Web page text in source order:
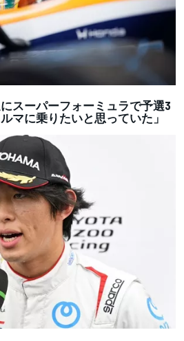
スーパーフォーミュラで予選3
マに乗りたいと思っていた」